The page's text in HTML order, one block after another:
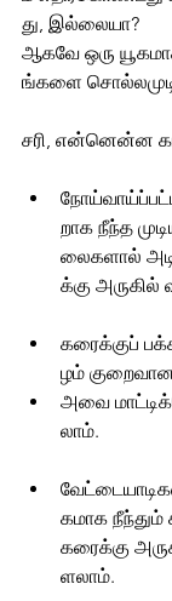
து, இல்லையா?
ஆகவே ஒரு
ங்களை
சரி, என்னென்ன
றாக நீந்த
லைகளால்
க்கு அருகில்
கரைக்குப்
ழம் குறைவான
அவை
லாம்.
கமாக நீந்தும்
கரைக்கு
ளலாம்.